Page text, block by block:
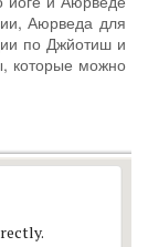
Аюрведа для
по Джйотиш и
которые можно